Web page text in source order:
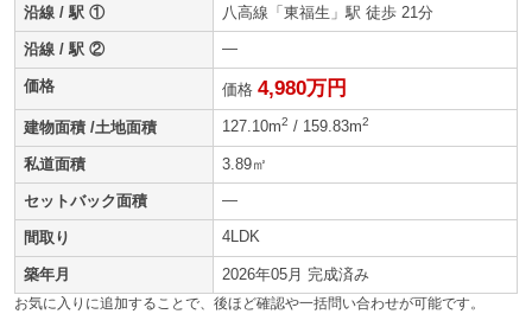
沿線 / 駅 ① 八高線「東福生」駅 徒歩 21分
沿線 / 駅 ② —
価格 価格 4,980万円
建物面積 /土地面積 127.10m2 / 159.83m2
私道面積 3.89㎡
セットバック面積 —
間取り 4LDK
築年月 2026年05月 完成済み
お気に入りに追加することで、後ほど確認や一括問い合わせが可能です。